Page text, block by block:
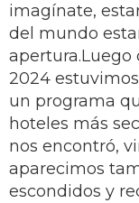
imagínate,
del mundo
apertura.Luego
2024
un programa
hoteles más
nos encontró,
aparecimos
escondidos y